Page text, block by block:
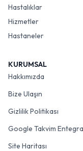
Hastalıklar
Hizmetler
Hastaneler
KURUMSAL
Hakkımızda
Bize Ulaşın
Gizlilik Politikası
Google Takvim
Site Haritası